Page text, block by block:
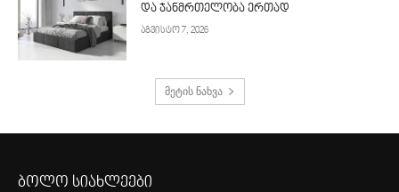
და ჯანმრთელობა ერთად
აგვისტო 7, 2026
მეტის ნახვა
ბოლო სიახლეები